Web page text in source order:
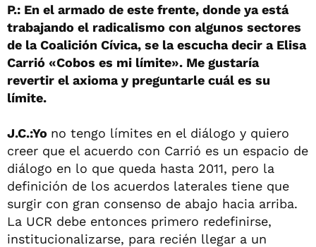
P.: En el armado de este frente, donde ya está
trabajando el radicalismo con algunos sectores
de la Coalición Cívica, se la escucha decir a Elisa
Carrió «Cobos es mi límite». Me gustaría
revertir el axioma y preguntarle cuál es su
límite.
J.C.:Yo no tengo límites en el diálogo y quiero
creer que el acuerdo con Carrió es un espacio de
diálogo en lo que queda hasta 2011, pero la
definición de los acuerdos laterales tiene que
surgir con gran consenso de abajo hacia arriba.
La UCR debe entonces primero redefinirse,
institucionalizarse, para recién llegar a un